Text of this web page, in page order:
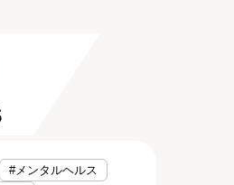
#メンタルヘルス